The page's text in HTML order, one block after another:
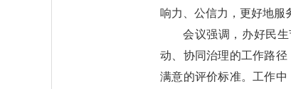
响力、公信力，更好地服
会议强调，办好民
动、协同治理的工作路
满意的评价标准。工作